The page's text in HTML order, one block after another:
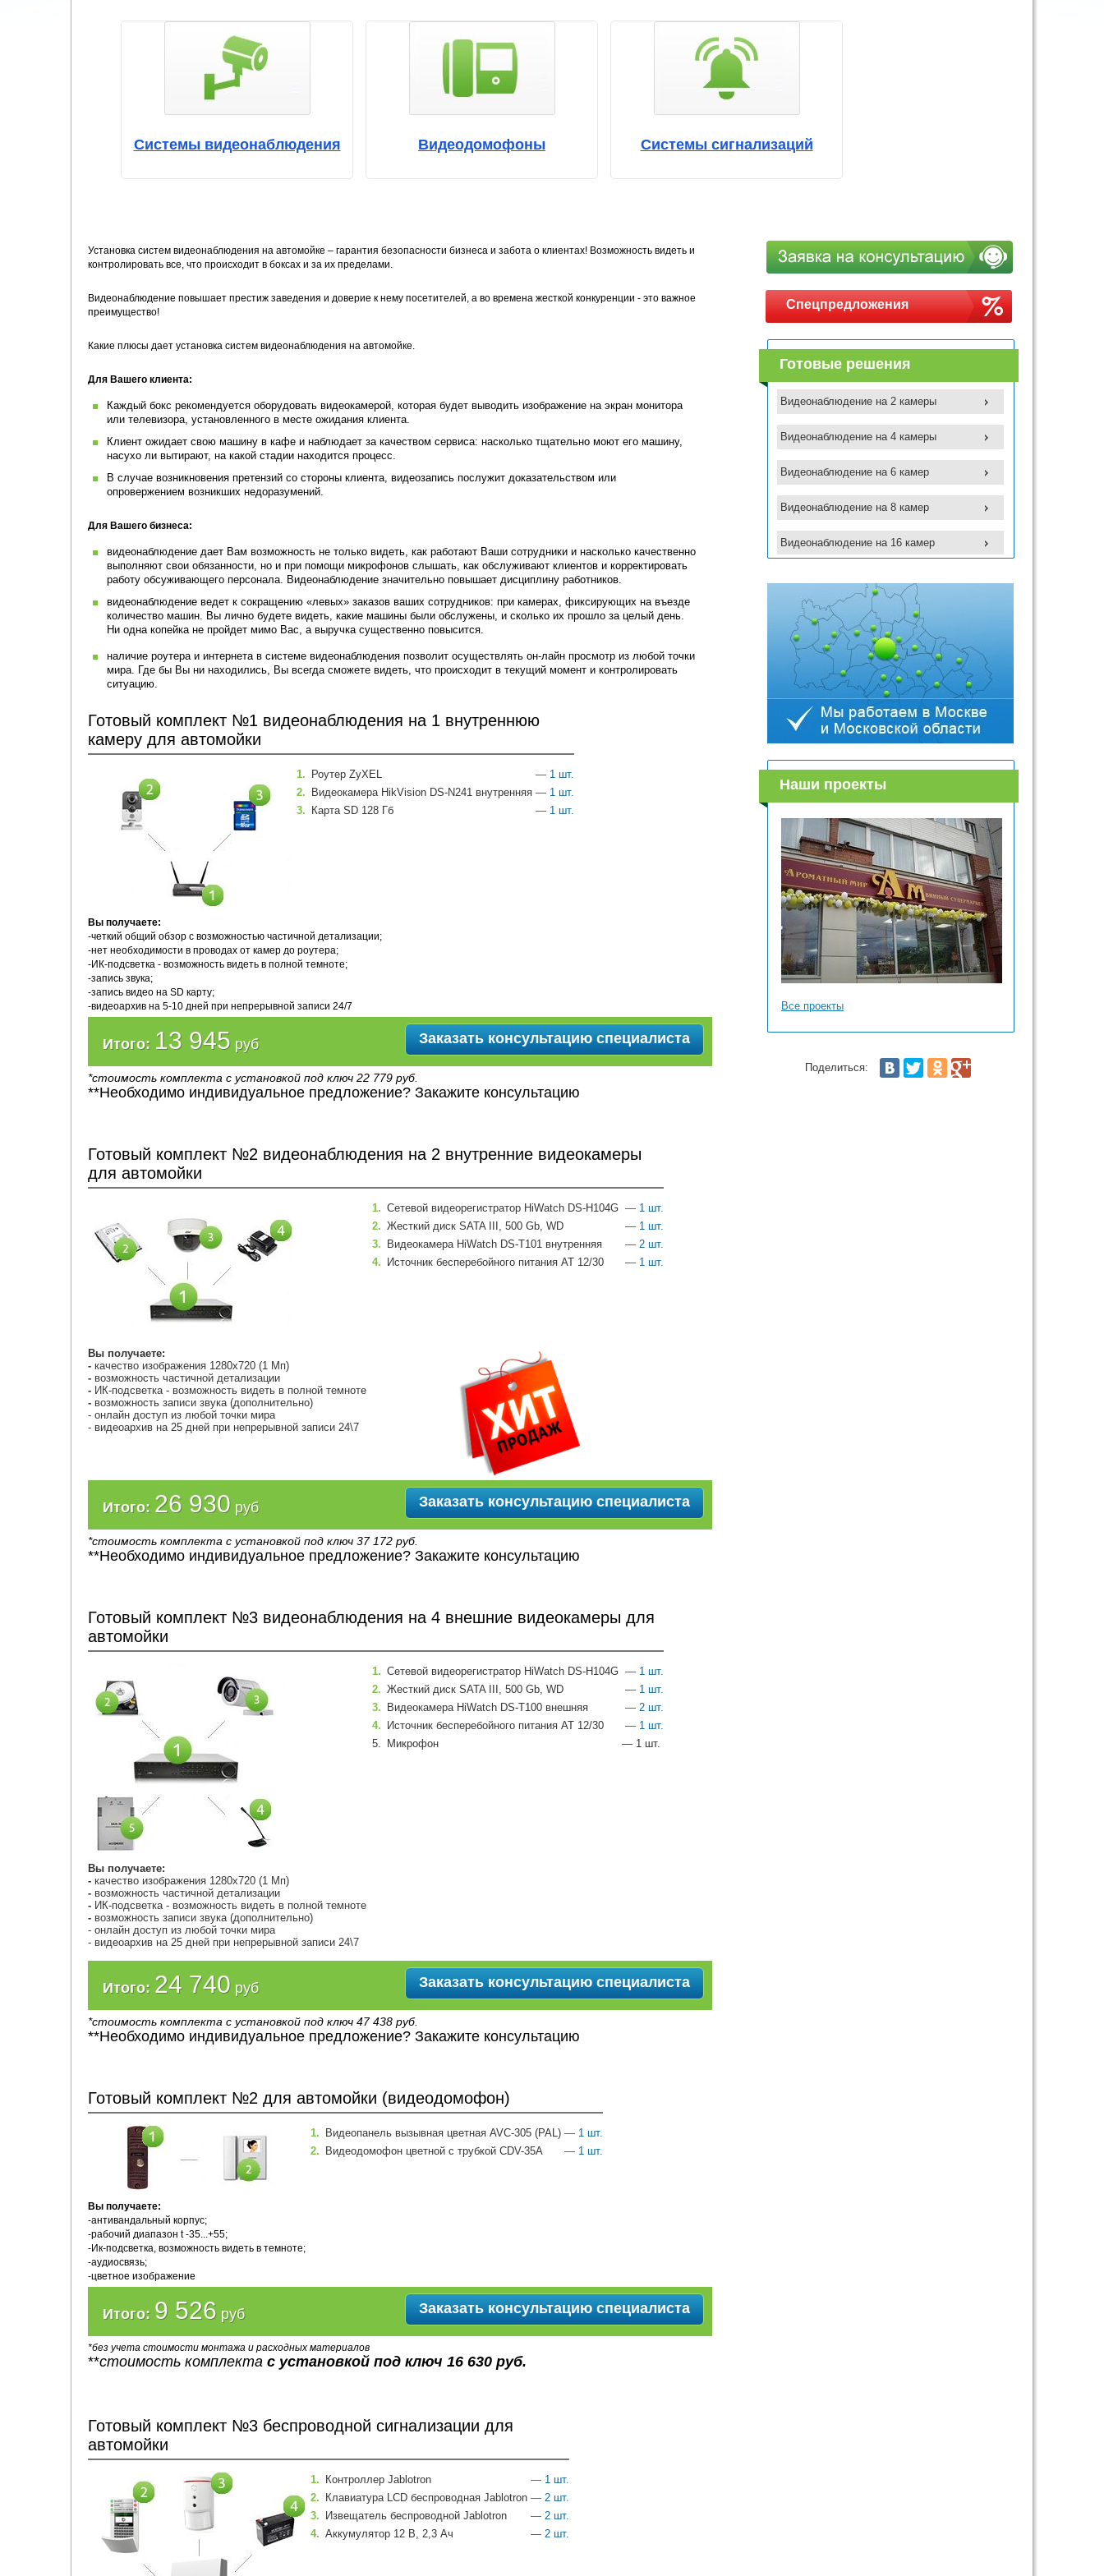
Системы видеонаблюдения Видеодомофоны Системы сигнализаций
Установка систем видеонаблюдения на автомойке – гарантия безопасности бизнеса и забота о клиентах! Возможность видеть и
контролировать все, что происходит в боксах и за их пределами.
Видеонаблюдение повышает престиж заведения и доверие к нему посетителей, а во времена жесткой конкуренции - это важное
преимущество!
Какие плюсы дает установка систем видеонаблюдения на автомойке.
Для Вашего клиента:
Каждый бокс рекомендуется оборудовать видеокамерой, которая будет выводить изображение на экран монитора
или телевизора, установленного в месте ожидания клиента.
Клиент ожидает свою машину в кафе и наблюдает за качеством сервиса: насколько тщательно моют его машину,
насухо ли вытирают, на какой стадии находится процесс.
В случае возникновения претензий со стороны клиента, видеозапись послужит доказательством или
опровержением возникших недоразумений.
Для Вашего бизнеса:
видеонаблюдение дает Вам возможность не только видеть, как работают Ваши сотрудники и насколько качественно
выполняют свои обязанности, но и при помощи микрофонов слышать, как обслуживают клиентов и корректировать
работу обсуживающего персонала. Видеонаблюдение значительно повышает дисциплину работников.
видеонаблюдение ведет к сокращению «левых» заказов ваших сотрудников: при камерах, фиксирующих на въезде
количество машин. Вы лично будете видеть, какие машины были обслужены, и сколько их прошло за целый день.
Ни одна копейка не пройдет мимо Вас, а выручка существенно повысится.
наличие роутера и интернета в системе видеонаблюдения позволит осуществлять он-лайн просмотр из любой точки
мира. Где бы Вы ни находились, Вы всегда сможете видеть, что происходит в текущий момент и контролировать
ситуацию.
Готовый комплект №1 видеонаблюдения на 1 внутреннюю
камеру для автомойки
1. Роутер ZyXEL
— 1 шт.
2.
Видеокамера HikVision DS-N241 внутренняя — 1 шт.
3.
Карта SD 128 Гб — 1 шт.
Вы получаете:
-четкий общий обзор с возможностью частичной детализации;
-нет необходимости в проводах от камер до роутера;
-ИК-подсветка - возможность видеть в полной темноте;
-запись звука;
-запись видео на SD карту;
-видеоархив на 5-10 дней при непрерывной записи 24/7
Заказать консультацию специалиста
Итого: 13 945 руб
*стоимость комплекта с установкой под ключ 22 779 руб.
**Необходимо индивидуальное предложение? Закажите консультацию
Готовый комплект №2 видеонаблюдения на 2 внутренние видеокамеры
для автомойки
1. Сетевой видеорегистратор HiWatch DS-H104G — 1 шт.
2. Жесткий диск SATA III, 500 Gb, WD
— 1 шт.
3.
Видеокамера HiWatch DS-T101 внутренняя
— 2 шт.
4.
Источник бесперебойного питания АТ 12/30 — 1 шт.
Вы получаете:
- качество изображения 1280х720 (1 Мп)
- возможность частичной детализации
- ИК-подсветка - возможность видеть в полной темноте
- возможность записи звука (дополнительно)
- онлайн доступ из любой точки мира
- видеоархив на 25 дней при непрерывной записи 24\7
Заказать консультацию специалиста
Итого: 26 930 руб
*стоимость комплекта с установкой под ключ 37 172 руб.
**Необходимо индивидуальное предложение? Закажите консультацию
Готовый комплект №3 видеонаблюдения на 4 внешние видеокамеры для
автомойки
1. Сетевой видеорегистратор HiWatch DS-H104G — 1 шт.
2. Жесткий диск SATA III, 500 Gb, WD
— 1 шт.
3.
Видеокамера HiWatch DS-T100 внешняя
— 2 шт.
4.
Источник бесперебойного питания АТ 12/30
— 1 шт.
5.
Микрофон — 1 шт.
Вы получаете:
- качество изображения 1280х720 (1 Мп)
- возможность частичной детализации
- ИК-подсветка - возможность видеть в полной темноте
- возможность записи звука (дополнительно)
- онлайн доступ из любой точки мира
- видеоархив на 25 дней при непрерывной записи 24\7
Заказать консультацию специалиста
Итого: 24 740 руб
*стоимость комплекта с установкой под ключ 47 438 руб.
**Необходимо индивидуальное предложение? Закажите консультацию
Готовый комплект №2 для автомойки (видеодомофон)
1. Видеопанель вызывная цветная AVC-305 (PAL) — 1 шт.
2.
Видеодомофон цветной с трубкой CDV-35A — 1 шт.
Вы получаете:
-антивандальный корпус;
-рабочий диапазон t -35...+55;
-Ик-подсветка, возможность видеть в темноте;
-аудиосвязь;
-цветное изображение
Заказать консультацию специалиста
Итого: 9 526 руб
*без учета стоимости монтажа и расходных материалов
**стоимость комплекта с установкой под ключ 16 630 руб.
Готовый комплект №3 беспроводной сигнализации для
автомойки
1. Контроллер Jablotron
— 1 шт.
2.
Клавиатура LCD беспроводная Jablotron — 2 шт.
3.
Извещатель беспроводной Jablotron
— 2 шт.
4. Аккумулятор 12 В, 2,3 Ач — 2 шт.
Спецпредложения
Готовые решения
Видеонаблюдение на 2 камеры
Видеонаблюдение на 4 камеры
Видеонаблюдение на 6 камер
Видеонаблюдение на 8 камер
Видеонаблюдение на 16 камер
Наши проекты
Все проекты
Поделиться: